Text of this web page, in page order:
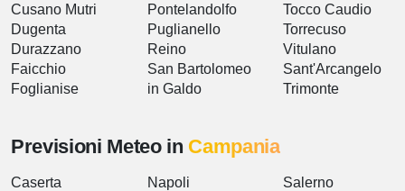
Cusano Mutri
Dugenta
Durazzano
Faicchio
Foglianise
Pontelandolfo
Puglianello
Reino
San Bartolomeo
in Galdo
Tocco Caudio
Torrecuso
Vitulano
Sant'Arcangelo
Trimonte
Previsioni Meteo in Campania
Caserta
Napoli
Salerno